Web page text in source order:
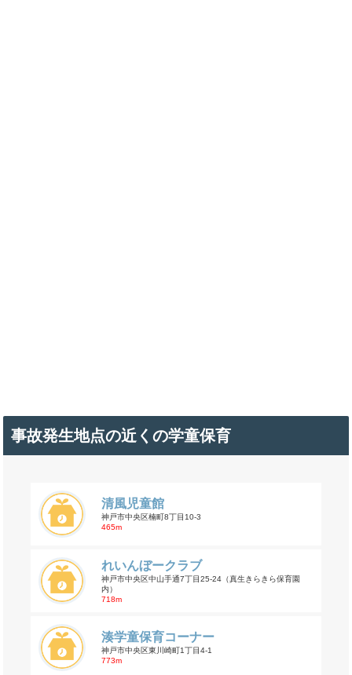
事故発生地点の近くの学童保育
清風児童館
神戸市中央区楠町8丁目10-3
465m
れいんぼークラブ
神戸市中央区中山手通7丁目25-24（真生きらきら保育園
内）
718m
湊学童保育コーナー
神戸市中央区東川崎町1丁目4-1
773m